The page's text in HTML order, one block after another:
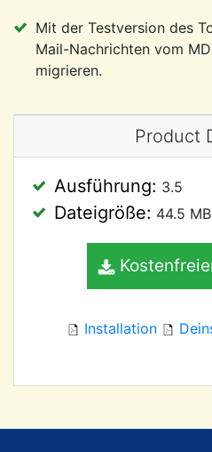
Mit der Testversion des
Mail-Nachrichten vom
migrieren.
Product
Ausführung: 3.5
Dateigröße: 44.5 MB
Installation